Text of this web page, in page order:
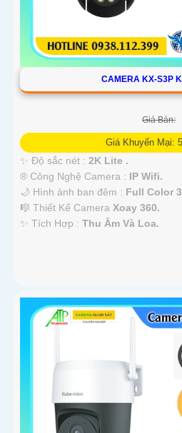
CAMERA KX-S3P
Giá Bán:
Giá Khuyến Mại:
✨ Độ sắc nét : 2K Lite .
®️ Công Nghệ Camera : IP Wifi.
🌙 Hình ảnh ban đêm : Full Color
🎼️ Thiết Kế Camera Xoay 360.
️✨ Tích Hợp : Thu Âm Và Loa.